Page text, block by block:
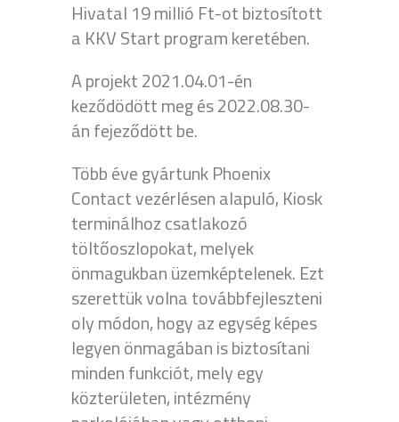
Hivatal 19 millió Ft-ot biztosított
a KKV Start program keretében.
A projekt 2021.04.01-én
keződödött meg és 2022.08.30-
án fejeződött be.
Több éve gyártunk Phoenix
Contact vezérlésen alapuló, Kiosk
terminálhoz csatlakozó
töltőoszlopokat, melyek
önmagukban üzemképtelenek. Ezt
szerettük volna továbbfejleszteni
oly módon, hogy az egység képes
legyen önmagában is biztosítani
minden funkciót, mely egy
közterületen, intézmény